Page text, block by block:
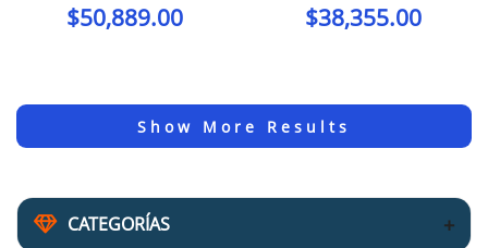
CATEGORÍAS
$50,889.00 $38,355.00